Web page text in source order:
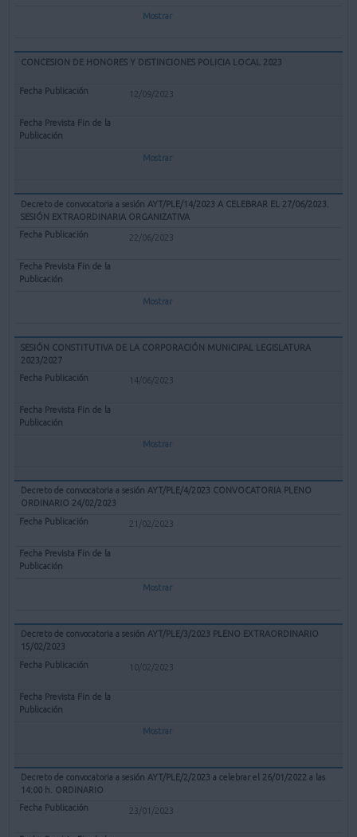
Mostrar
CONCESION DE HONORES Y DISTINCIONES POLICIA LOCAL 2023
12/09/2023
Mostrar
Decreto de convocatoria a sesión AYT/PLE/14/2023 A CELEBRAR EL 27/06/2023.
SESIÓN EXTRAORDINARIA ORGANIZATIVA
22/06/2023
Mostrar
SESIÓN CONSTITUTIVA DE LA CORPORACIÓN MUNICIPAL LEGISLATURA
2023/2027
14/06/2023
Mostrar
Decreto de convocatoria a sesión AYT/PLE/4/2023 CONVOCATORIA PLENO
ORDINARIO 24/02/2023
21/02/2023
Mostrar
Decreto de convocatoria a sesión AYT/PLE/3/2023 PLENO EXTRAORDINARIO
15/02/2023
10/02/2023
Mostrar
Decreto de convocatoria a sesión AYT/PLE/2/2023 a celebrar el 26/01/2022 a las
14:00 h. ORDINARIO
23/01/2023